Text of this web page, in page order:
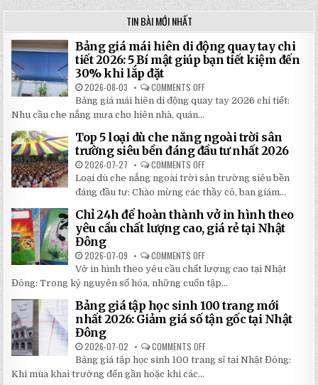
TIN BÀI MỚI NHẤT
Bảng giá mái hiên di động quay tay chi
tiết 2026: 5 Bí mật giúp bạn tiết kiệm đến
30% khi lắp đặt
2026-08-03 COMMENTS OFF
BẢNG
GIÁ
ĐỘNG
QUAY
TAY
TIẾT
2026:
5
BÍ
MẬT
GIÚP
BẠN
TIẾT
KHI
LẮP
ĐẶT
Bảng giá mái hiên di động quay tay 2026 chi tiết:
Nhu cầu che nắng mưa cho hiên nhà, quán...
Top 5 loại dù che nắng ngoài trời sân
trường siêu bền đáng đầu tư nhất 2026
2026-07-27 COMMENTS OFF
TOP
5
LOẠI
DÙ
CHE
NẮNG
NGOÀI
TRỜI
BỀN
ĐÁNG
ĐẦU
NHẤT
2026
Loại dù che nắng ngoài trời sân trường siêu bền
đáng đầu tư: Chào mừng các thầy cô, ban giám...
Chỉ 24h để hoàn thành vở in hình theo
yêu cầu chất lượng cao, giá rẻ tại Nhật
Đông
2026-07-09 COMMENTS OFF
CHỈ
24H
ĐỂ
HOÀN
VỞ
IN
HÌNH
YÊU
CHẤT
LƯỢNG
Vở in hình theo yêu cầu chất lượng cao tại Nhật
Đông: Trong kỷ nguyên số hóa, những cuốn tập...
Bảng giá tập học sinh 100 trang mới
nhất 2026: Giảm giá số tận gốc tại Nhật
Đông
2026-07-02 COMMENTS OFF
BẢNG
GIÁ
Bảng giá tập học sinh 100 trang sỉ tại Nhật Đông:
Khi mùa khai trường đến gần hoặc khi các...